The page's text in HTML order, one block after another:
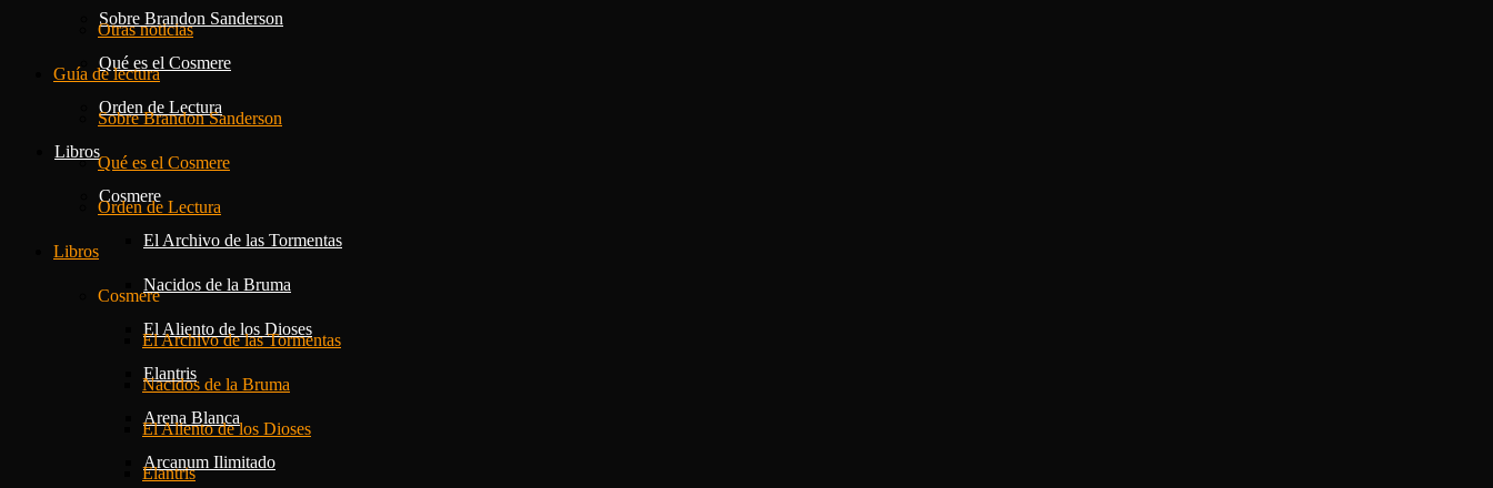
Sobre Brandon Sanderson
Qué es el Cosmere
Orden de Lectura
Libros
Cosmere
El Archivo de las Tormentas
Nacidos de la Bruma
El Aliento de los Dioses
Elantris
Arena Blanca
Arcanum Ilimitado
Otras noticias
Guía de lectura
Sobre Brandon Sanderson
Qué es el Cosmere
Orden de Lectura
Libros
Cosmere
El Archivo de las Tormentas
Nacidos de la Bruma
El Aliento de los Dioses
Elantris